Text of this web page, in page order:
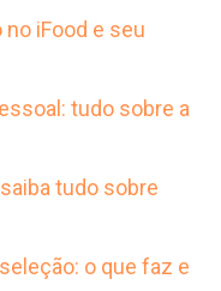
iFood e seu
tudo sobre a
tudo sobre
o que faz e